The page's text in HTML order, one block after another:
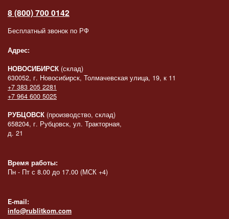
8 (800) 700 0142
Бесплатный звонок по РФ
Адрес:
НОВОСИБИРСК (склад)
630052, г. Новосибирск, Толмачевская улица, 19, к 11
+7 383 205 2281
+7 964 600 5025
РУБЦОВСК (производство, склад)
658204, г. Рубцовск, ул. Тракторная,
д. 21
Время работы:
Пн - Пт с 8.00 до 17.00 (МСК +4)
E-mail:
info@rublitkom.com